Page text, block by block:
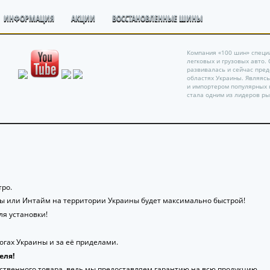
ИНФОРМАЦИЯ АКЦИИ ВОССТАНОВЛЕННЫЕ ШИНЫ
Компания «100 шин»
легковых и грузовых
развивалась и сейчас
областях Украины.
и импортером популярных
стала одним из лидеров
или Интайм на территории Украины будет максимально быстрой!
установки!
Украины и за её приделами.